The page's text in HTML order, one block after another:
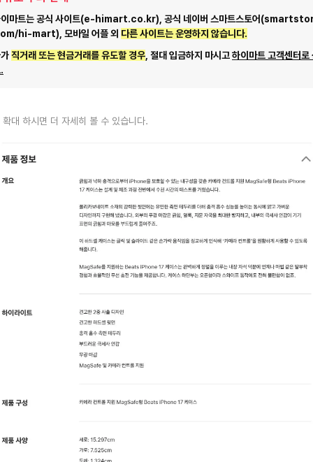
이마트는 공식 사이트(e-himart.co.kr), 공식 네이버 스마트스토어
hi-mart), 모바일 어플 외 다른 사이트는 운영하지 않습니다.
직거래 또는 현금거래를 유도할 경우, 절대 입금하지 마시고하이마트 고객센터로
대 하시면 더 자세히 볼 수 있습니다.